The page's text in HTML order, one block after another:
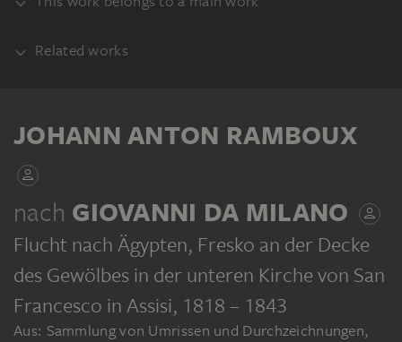
Sammlung von Umrissen und Durchzeichnungen, Band 5
Related works
JOHANN ANTON RAMBOUX, NACH GIOTTO DI BONDONE; WORKSHOP
Die Geburt Jesu Christi, nach dem Fresko von Giotto di Bondone an der Decke des Gewölbes in der unteren Kirche von San Francesco in Assisi
JOHANN ANTON RAMBOUX, NACH GIOVANNI DA MILANO
Related external works
JOHANN ANTON RAMBOUX
nach GIOVANNI DA MILANO
Flucht nach Ägypten, Fresko an der Decke
des Gewölbes in der unteren Kirche von San
Francesco in Assisi, 1818 – 1843
Aus: Sammlung von Umrissen und Durchzeichnungen,